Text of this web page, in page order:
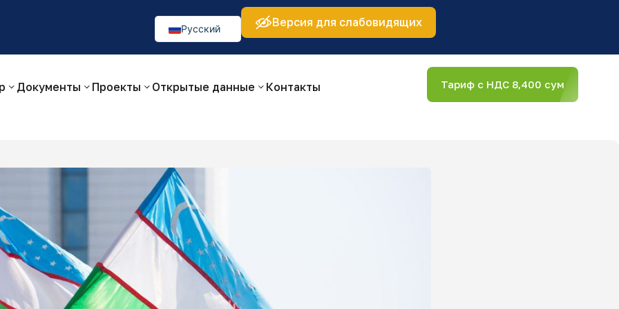
Изображения: 👁 🚫
Русский
O‘zbekcha
Версия для слабовидящих
Документы Проекты Открытые данные Контакты Тариф с НДС 8,400 сум